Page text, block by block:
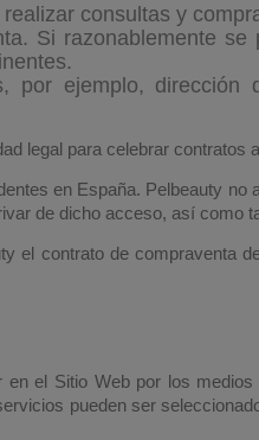
consultas y
Si razonablemente
por ejemplo,
legal para celebrar contratos
en España. Pelbeauty
de dicho acceso, así
el contrato de
el Sitio Web por los
pueden ser